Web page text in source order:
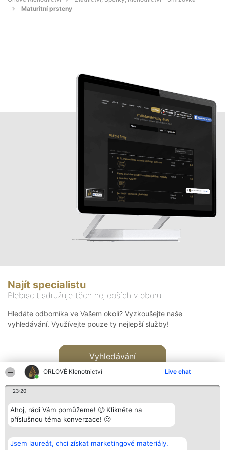
ORLOVÉ Klenotnictví Live chat
23:20
Ahoj, rádi Vám pomůžeme! 🙂 Klikněte na
příslušnou téma konverzace! 🙂
Jsem laureát, chci získat marketingové materiály.
Maturitní prsteny
Najít specialistu
Plebiscit sdružuje těch nejlepších v oboru
Hledáte odborníka ve Vašem okolí? Vyzkoušejte naše
vyhledávání. Využívejte pouze ty nejlepší služby!
Vyhledávání
Bright Side Solutions sp. z o.
o. sp. k.
Vítězové
Seznam všech
Kontakt